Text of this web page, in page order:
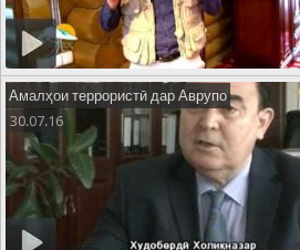
Амалҳои террористӣ дар Аврупо
30.07.16